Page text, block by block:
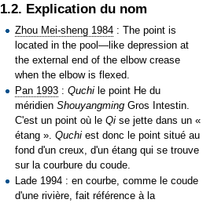
1.2. Explication du nom
Zhou Mei-sheng 1984 : The point is
located in the pool—like depression at
the external end of the elbow crease
when the elbow is flexed.
Pan 1993 :Quchi le point He du
méridienShouyangming Gros Intestin.
C'est un point où leQi se jette dans un «
étang ».Quchi est donc le point situé au
fond d'un creux, d'un étang qui se trouve
sur la courbure du coude.
Lade 1994 : en courbe, comme le coude
d'une rivière, fait référence à la